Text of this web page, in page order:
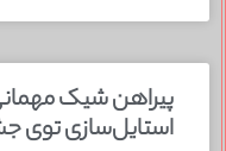
استایل‌سازی توی